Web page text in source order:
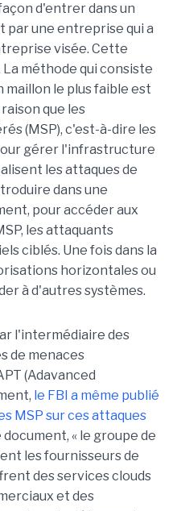
d'entrer dans un
par une entreprise qui a
visée. Cette
méthode qui consiste
maillon le plus faible est
que les
(MSP), c'est-à-dire les
gérer l'infrastructure
les attaques de
dans une
pour accéder aux
les attaquants
ciblés. Une fois dans la
horizontales ou
à d'autres systèmes.
l'intermédiaire des
de menaces
(Adavanced
le FBI a même publié
MSP sur ces attaques
« le groupe de
les fournisseurs de
des services clouds
et des